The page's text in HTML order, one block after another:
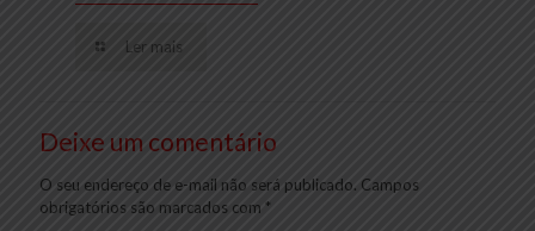
Ler mais
Deixe um comentário
O seu endereço de e-mail não será publicado. Campos
obrigatórios são marcados com *